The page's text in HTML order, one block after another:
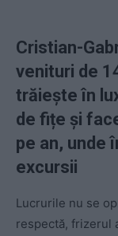
Cristian-
venituri de
trăiește în
de fițe și
pe an, unde
excursii
Lucrurile nu se
respectă, frizerul